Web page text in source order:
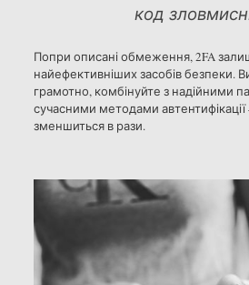
код
Попри описані обмеження, 2FA
найефективніших засобів безпеки.
грамотно, комбінуйте з надійними
сучасними методами
зменшиться в рази.